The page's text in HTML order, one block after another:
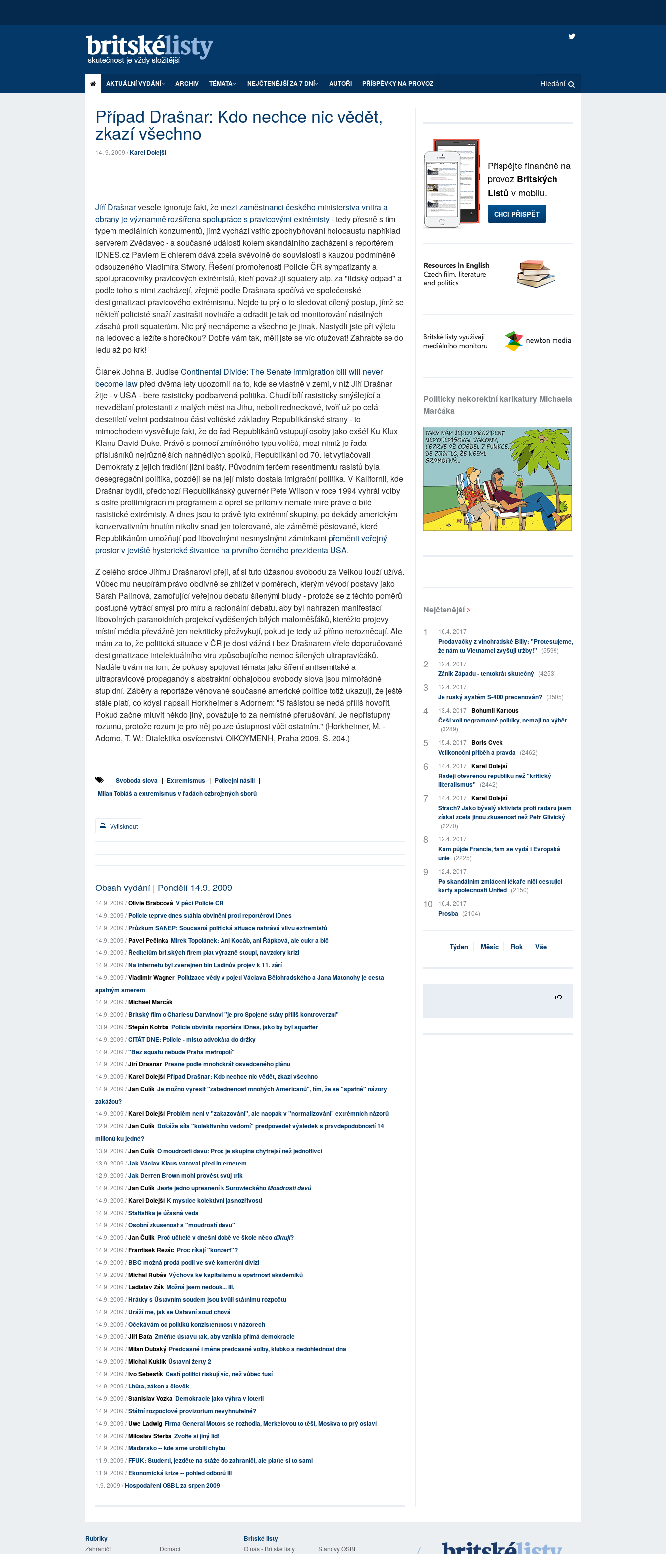
AKTUÁLNÍ VYDÁNÍ ARCHIV TÉMATA NEJČTENĚJŠÍ ZA 7 DNÍ AUTOŘI PŘÍSPĚVKY NA PROVOZ
Případ Drašnar: Kdo nechce nic vědět,
zkazí všechno
14. 9. 2009 /Karel Dolejší
Jiří Drašnarvesele ignoruje fakt, že mezi zaměstnanci českého ministerstva vnitra a
obrany je významně rozšířena spolupráce s pravicovými extrémisty- tedy přesně s tím
typem mediálních konzumentů, jimž vychází vstříc zpochybňování holocaustu například
serverem Zvědavec - a současné události kolem skandálního zacházení s reportérem
iDNES.cz Pavlem Eichlerem dává zcela svévolně do souvislosti s kauzou podmíněně
odsouzeného Vladimíra Stwory. Řešení promořenosti Policie ČR sympatizanty a
spolupracovníky pravicových extrémistů, kteří považují squatery atp. za "lidský odpad" a
podle toho s nimi zacházejí, zřejmě podle Drašnara spočívá ve společenské
destigmatizaci pravicového extrémismu. Nejde tu prý o to sledovat cílený postup, jímž se
někteří policisté snaží zastrašit novináře a odradit je tak od monitorování násilných
zásahů proti squaterům. Nic prý nechápeme a všechno je jinak. Nastydli jste při výletu
na ledovec a ležíte s horečkou? Dobře vám tak, měli jste se víc otužovat! Zahrabte se do
ledu až po krk!
Článek Johna B. JudiseContinental Divide: The Senate immigration bill will never
become lawpřed dvěma lety upozornil na to, kde se vlastně v zemi, v níž Jiří Drašnar
žije - v USA - bere rasisticky podbarvená politika. Chudí bílí rasisticky smýšlející a
nevzdělaní protestanti z malých měst na Jihu, neboli redneckové, tvoří už po celá
desetiletí velmi podstatnou část voličské základny Republikánské strany - to
mimochodem vysvětluje fakt, že do řad Republikánů vstupují osoby jako exšéf Ku Klux
Klanu David Duke. Právě s pomocí zmíněného typu voličů, mezi nimiž je řada
příslušníků nejrůznějších nahnědlých spolků, Republikáni od 70. let vytlačovali
Demokraty z jejich tradiční jižní bašty. Původním terčem resentimentu rasistů byla
desegregační politika, později se na její místo dostala imigrační politika. V Kalifornii, kde
Drašnar bydlí, předchozí Republikánský guvernér Pete Wilson v roce 1994 vyhrál volby
s ostře protiimigračním programem a opřel se přitom v nemalé míře právě o bílé
rasistické extrémisty. A dnes jsou to právě tyto extrémní skupiny, po dekády americkým
konzervativním hnutím nikoliv snad jen tolerované, ale záměrně pěstované, které
Republikánům umožňují pod libovolnými nesmyslnými záminkami přeměnit veřejný
prostor v jeviště hysterické štvanice na prvního černého prezidenta USA.
Z celého srdce Jiřímu Drašnarovi přeji, ať si tuto úžasnou svobodu za Velkou louží užívá.
Vůbec mu neupírám právo obdivně se zhlížet v poměrech, kterým vévodí postavy jako
Sarah Palinová, zamořující veřejnou debatu šílenými bludy - protože se z těchto poměrů
postupně vytrácí smysl pro míru a racionální debatu, aby byl nahrazen manifestací
libovolných paranoidních projekcí vyděšených bílých maloměšťáků, kteréžto projevy
místní média převážně jen nekriticky přežvykují, pokud je tedy už přímo nerozněcují. Ale
mám za to, že politická situace v ČR je dost vážná i bez Drašnarem vřele doporučované
destigmatizace intelektuálního viru způsobujícího nemoc šílených ultrapravičáků.
Nadále trvám na tom, že pokusy spojovat témata jako šíření antisemitské a
ultrapravicové propagandy s abstraktní obhajobou svobody slova jsou mimořádně
stupidní. Záběry a reportáže věnované současné americké politice totiž ukazují, že ještě
stále platí, co kdysi napsali Horkheimer s Adornem: "S fašistou se nedá příliš hovořit.
Pokud začne mluvit někdo jiný, považuje to za nemístné přerušování. Je nepřístupný
rozumu, protože rozum je pro něj pouze ústupnost vůči ostatním." (Horkheimer, M. -
Adorno, T. W.: Dialektika osvícenství. OIKOYMENH, Praha 2009. S. 204.)
Svoboda slova | Extremismus | Policejní násilí |
Milan Tobiáš a extremismus v řadách ozbrojených sborů
Vytisknout
Obsah vydání | Pondělí 14.9. 2009
14.9. 2009 /Olivie Brabcová V péči Policie ČR
14.9. 2009 /Policie teprve dnes stáhla obvinění proti reportérovi iDnes
14.9. 2009 /Průzkum SANEP: Současná politická situace nahrává vlivu extremistů
14.9. 2009 /Pavel Pečínka Mirek Topolánek: Ani Kocáb, ani Řápková, ale cukr a bič
14.9. 2009 /Ředitelům britských firem plat výrazně stoupl, navzdory krizi
14.9. 2009 /Na internetu byl zveřejněn bin Ladinův projev k 11. září
14.9. 2009 /Vladimír Wagner Politizace vědy v pojetí Václava Bělohradského a Jana Matonohy je cesta
špatným směrem
14.9. 2009 /Michael Marčák
14.9. 2009 /Britský film o Charlesu Darwinovi "je pro Spojené státy příliš kontroverzní"
13.9. 2009 /Štěpán Kotrba Policie obvinila reportéra iDnes, jako by byl squatter
14.9. 2009 /CITÁT DNE: Policie - místo advokáta do držky
14.9. 2009 /"Bez squatu nebude Praha metropolí"
14.9. 2009 /Jiří Drašnar Přesně podle mnohokrát osvědčeného plánu
14.9. 2009 /Karel Dolejší Případ Drašnar: Kdo nechce nic vědět, zkazí všechno
14.9. 2009 /Jan Čulík Je možno vyřešit "zabedněnost mnohých Američanů", tím, že se "špatné" názory
zakážou?
14.9. 2009 /Karel Dolejší Problém není v "zakazování", ale naopak v "normalizování" extrémních názorů
12.9. 2009 /Jan Čulík Dokáže síla "kolektivního vědomí" předpovědět výsledek s pravděpodobností 14
milionů ku jedné?
13.9. 2009 /Jan Čulík O moudrosti davu: Proč je skupina chytřejší než jednotlivci
13.9. 2009 /Jak Václav Klaus varoval před internetem
12.9. 2009 /Jak Derren Brown mohl provést svůj trik
14.9. 2009 /Jan Čulík Ještě jedno upřesnění k SurowieckéhoMoudrosti davů
14.9. 2009 /Karel Dolejší K mystice kolektivní jasnozřivosti
14.9. 2009 /Statistika je úžasná věda
14.9. 2009 /Osobní zkušenost s "moudrostí davu"
14.9. 2009 /Jan Čulík Proč učitelé v dnešní době ve škole něcodiktují?
14.9. 2009 /František Řezáč Proč říkají "konzert"?
14.9. 2009 /BBC možná prodá podíl ve své komerční divizi
14.9. 2009 /Michal Rubáš Výchova ke kapitalismu a opatrnost akademiků
14.9. 2009 /Ladislav Žák Možná jsem nedouk... III.
14.9. 2009 /Hrátky s Ústavním soudem jsou kvůli státnímu rozpočtu
14.9. 2009 /Uráží mě, jak se Ústavní soud chová
14.9. 2009 /Očekávám od politiků konzistentnost v názorech
14.9. 2009 /Jiří Baťa Změňte ústavu tak, aby vznikla přímá demokracie
14.9. 2009 /Milan Dubský Předčasné i méně předčasné volby, klubko a nedohlednost dna
14.9. 2009 /Michal Kuklík Ústavní žerty 2
14.9. 2009 /Ivo Šebestík Čeští politici riskují víc, než vůbec tuší
14.9. 2009 /Lhůta, zákon a člověk
14.9. 2009 /Stanislav Vozka Demokracie jako výhra v loterii
14.9. 2009 /Státní rozpočtové provizorium nevyhnutelné?
14.9. 2009 /Uwe Ladwig Firma General Motors se rozhodla, Merkelovou to těší, Moskva to prý oslaví
14.9. 2009 /Miloslav Štěrba Zvolte si jiný lid!
14.9. 2009 /Maďarsko -- kde sme urobili chybu
11.9. 2009 /FFUK: Studenti, jezděte na stáže do zahraničí, ale plaťte si to sami
11.9. 2009 /Ekonomická krize -- pohled odborů III
1.9. 2009 /Hospodaření OSBL za srpen 2009
Přispějte finančně na
provoz Britských
Listů v mobilu.
CHCI PŘISPĚT
Politicky nekorektní karikatury Michaela
Marčáka
Nejčtenější
16.4. 2017
Prodavačky z vinohradské Billy: "Protestujeme,
že nám tu Vietnamci zvyšují tržby!" (5599)
12.4. 2017
Zánik Západu - tentokrát skutečný (4253)
12.4. 2017
Je ruský systém S-400 přeceňován? (3505)
13.4. 2017
Bohumil Kartous
Češi volí negramotné politiky, nemají na výběr
(3289)
15.4. 2017
Boris Cvek
Velikonoční příběh a pravda (2462)
14.4. 2017 Karel Dolejší
Raději otevřenou republiku než "kritický
liberalismus" (2442)
14.4. 2017 Karel Dolejší
Strach? Jako bývalý aktivista proti radaru jsem
získal zcela jinou zkušenost než Petr Glivický
(2270)
12.4. 2017
Kam půjde Francie, tam se vydá i Evropská
unie (2225)
12.4. 2017
Po skandálním zmlácení lékaře ničí cestující
karty společnosti United (2150)
16.4. 2017
Prosba (2104)
Týden Měsíc Rok Vše
2882
Rubriky
Zahraničí Domácí
Britské listy
O nás - Britské listy Stanovy OSBL